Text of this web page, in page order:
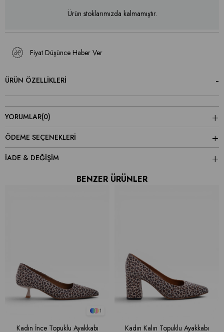
Ürün stoklarımızda kalmamıştır.
Fiyat Düşünce Haber Ver
ÜRÜN ÖZELLIKLERI
YORUMLAR(0)
ÖDEME SEÇENEKLERI
İADE & DEĞİŞİM
BENZER ÜRÜNLER
1
Kadın İnce Topuklu Ayakkabı Kadın Kalın Topuklu Ayakkabı